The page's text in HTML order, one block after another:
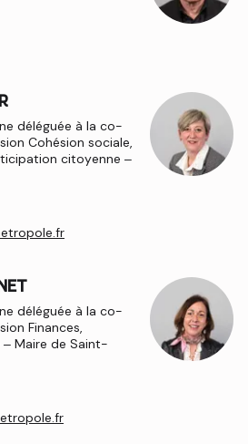
déléguée à la co-
Cohésion sociale,
citoyenne –
déléguée à la co-
Finances,
Maire de Saint-